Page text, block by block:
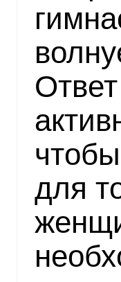
для